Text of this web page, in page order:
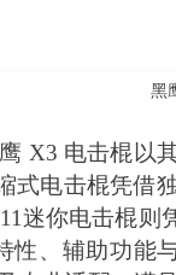
黑
X3 电击棍以
电击棍凭
迷你电击棍
性、辅助功